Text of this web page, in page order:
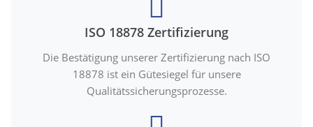
ISO 18878 Zertifizierung
Die Bestätigung unserer Zertifizierung nach ISO
18878 ist ein Gütesiegel für unsere
Qualitätssicherungsprozesse.